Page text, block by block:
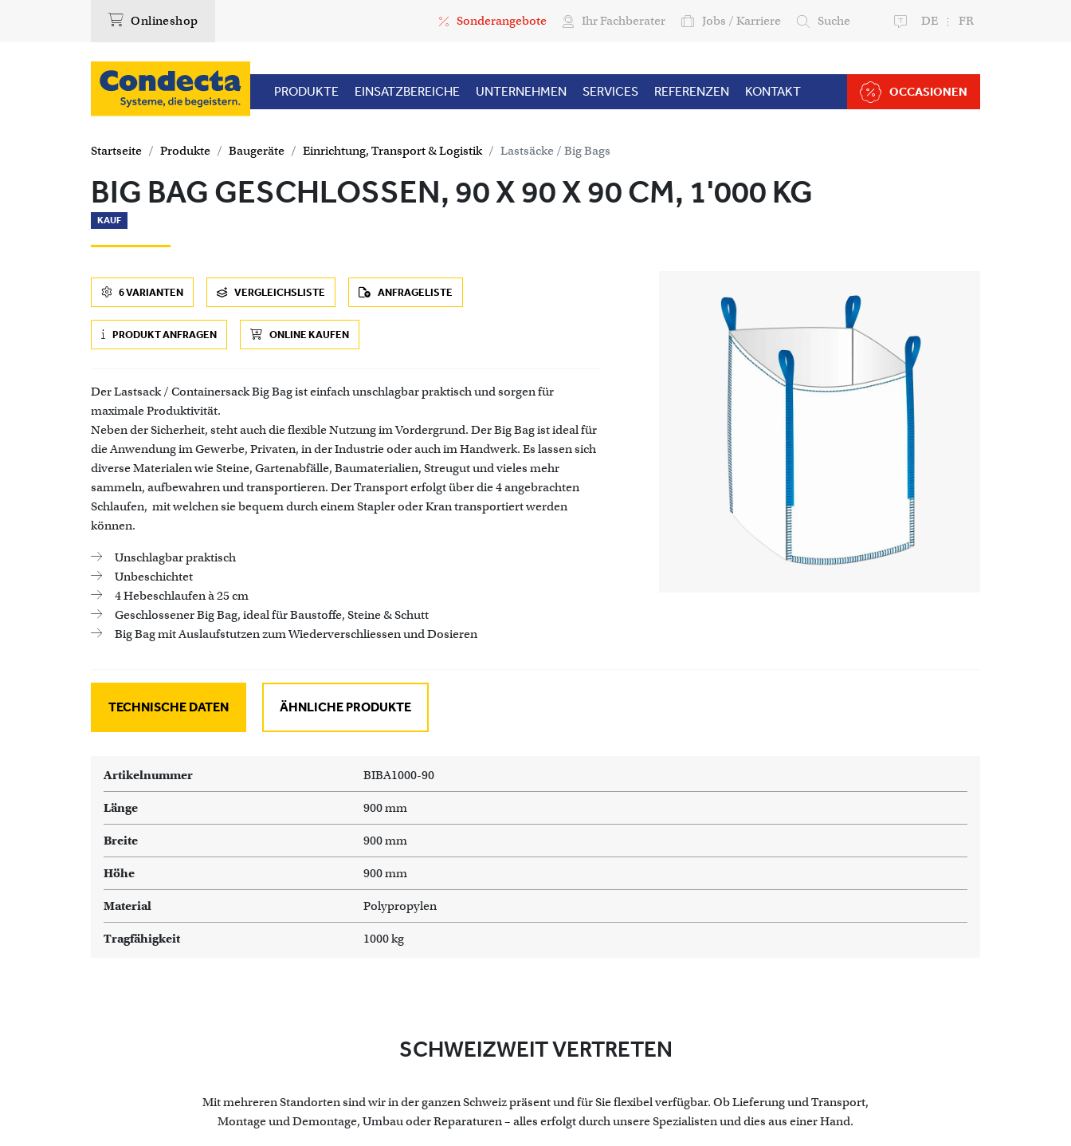
Onlineshop Top Menu
Sonderangebote Ihr Fachberater Jobs / Karriere Suche DE FR
PRODUKTE EINSATZBEREICHE UNTERNEHMEN SERVICES REFERENZEN KONTAKT OCCASIONEN
Startseite Produkte Baugeräte Einrichtung, Transport & Logistik Lastsäcke / Big Bags
BIG BAG GESCHLOSSEN, 90 X 90 X 90 CM, 1'000 KG
KAUF
6 VARIANTEN VERGLEICHSLISTE ANFRAGELISTE
PRODUKT ANFRAGEN ONLINE KAUFEN
Der Lastsack / Containersack Big Bag ist einfach unschlagbar praktisch und sorgen für
maximale Produktivität.
Neben der Sicherheit, steht auch die flexible Nutzung im Vordergrund. Der Big Bag ist ideal für
die Anwendung im Gewerbe, Privaten, in der Industrie oder auch im Handwerk. Es lassen sich
diverse Materialen wie Steine, Gartenabfälle, Baumaterialien, Streugut und vieles mehr
sammeln, aufbewahren und transportieren. Der Transport erfolgt über die 4 angebrachten
Schlaufen, mit welchen sie bequem durch einem Stapler oder Kran transportiert werden
können.
Unschlagbar praktisch
Unbeschichtet
4 Hebeschlaufen à 25 cm
Geschlossener Big Bag, ideal für Baustoffe, Steine & Schutt
Big Bag mit Auslaufstutzen zum Wiederverschliessen und Dosieren
TECHNISCHE DATEN ÄHNLICHE PRODUKTE
Artikelnummer BIBA1000-90
Länge 900 mm
Breite 900 mm
Höhe 900 mm
Material Polypropylen
Tragfähigkeit 1000 kg
SCHWEIZWEIT VERTRETEN
Mit mehreren Standorten sind wir in der ganzen Schweiz präsent und für Sie flexibel verfügbar. Ob Lieferung und Transport,
Montage und Demontage, Umbau oder Reparaturen – alles erfolgt durch unsere Spezialisten und dies aus einer Hand.